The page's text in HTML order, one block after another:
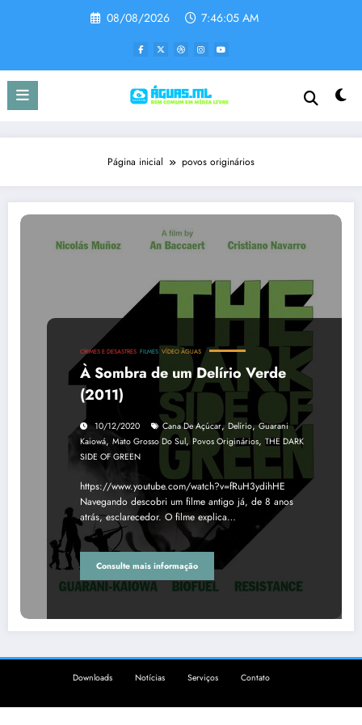
08/08/2026 7:46:05 AM
Página inicial povos originários
CRIMES E DESASTRES FILMES VÍDEO ÁGUAS
À Sombra de um Delírio Verde
(2011)
10/12/2020 Cana De Açúcar, Delírio,Guarani
Kaiowá, Mato Grosso Do Sul,Povos Originários, THE DARK
SIDE OF GREEN
https://www.youtube.com/watch?v=fRuH3ydihHE
Navegando descobri um filme antigo já, de 8 anos
atrás, esclarecedor. O filme explica…
Consulte mais informação
Downloads Notícias Serviços Contato